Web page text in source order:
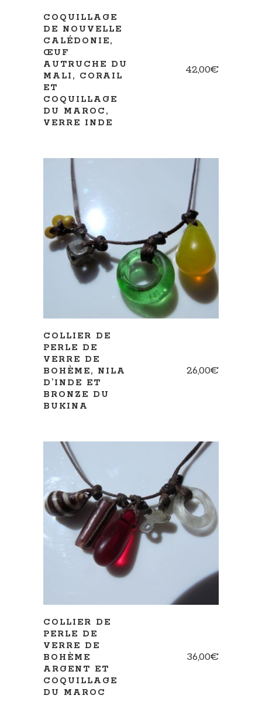
COQUILLAGE
DE NOUVELLE
CALÉDONIE,
ŒUF
AUTRUCHE DU
MALI, CORAIL
ET
COQUILLAGE
DU MAROC,
VERRE INDE
42,00€
AJOUTER AU PANIER
COLLIER DE
PERLE DE
VERRE DE
BOHÈME, NILA
D’INDE ET
BRONZE DU
BUKINA
26,00€
AJOUTER AU PANIER
COLLIER DE
PERLE DE
VERRE DE
BOHÈME
ARGENT ET
COQUILLAGE
DU MAROC
36,00€